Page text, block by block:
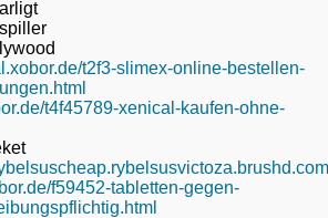
t2f3-slimex-online-bestellen-
t4f45789-xenical-kaufen-ohne-
f59452-tabletten-gegen-